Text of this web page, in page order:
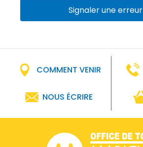
Signaler une erreur
COMMENT VENIR
NOUS ÉCRIRE